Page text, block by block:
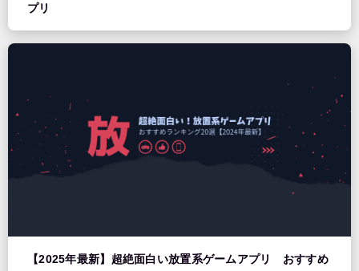
プリ
【2025年最新】超絶面白い放置系ゲームアプリ おすすめ